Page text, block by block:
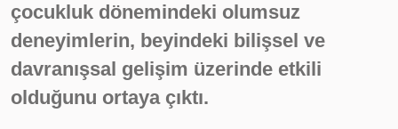
çocukluk dönemindeki olumsuz
deneyimlerin, beyindeki bilişsel ve
davranışsal gelişim üzerinde etkili
olduğunu ortaya çıktı.